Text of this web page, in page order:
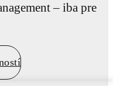
– iba pre